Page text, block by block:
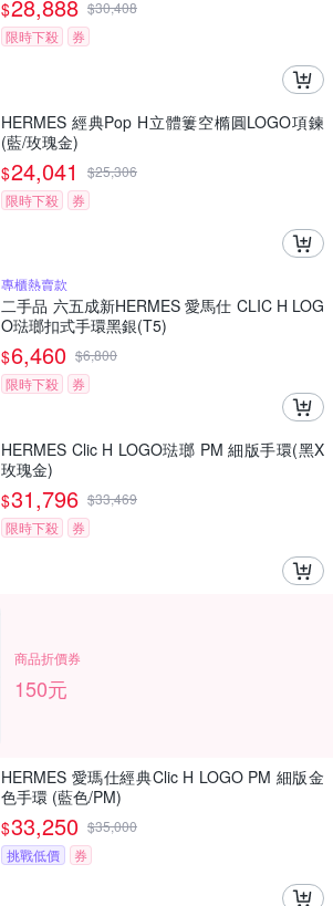
$28,888 $30,408
限時下殺
券
HERMES 經典Pop H立體簍空橢圓LOGO項鍊
(藍/玫瑰金)
$24,041 $25,306
限時下殺
券
專櫃熱賣款
二手品 六五成新HERMES 愛馬仕 CLIC H LOG
O琺瑯扣式手環黑銀(T5)
$6,460 $6,800
限時下殺
券
HERMES Clic H LOGO琺瑯 PM 細版手環(黑X
玫瑰金)
$31,796 $33,469
限時下殺
券
商品折價券
150元
HERMES 愛瑪仕經典Clic H LOGO PM 細版金
色手環 (藍色/PM)
$33,250 $35,000
挑戰低價
券